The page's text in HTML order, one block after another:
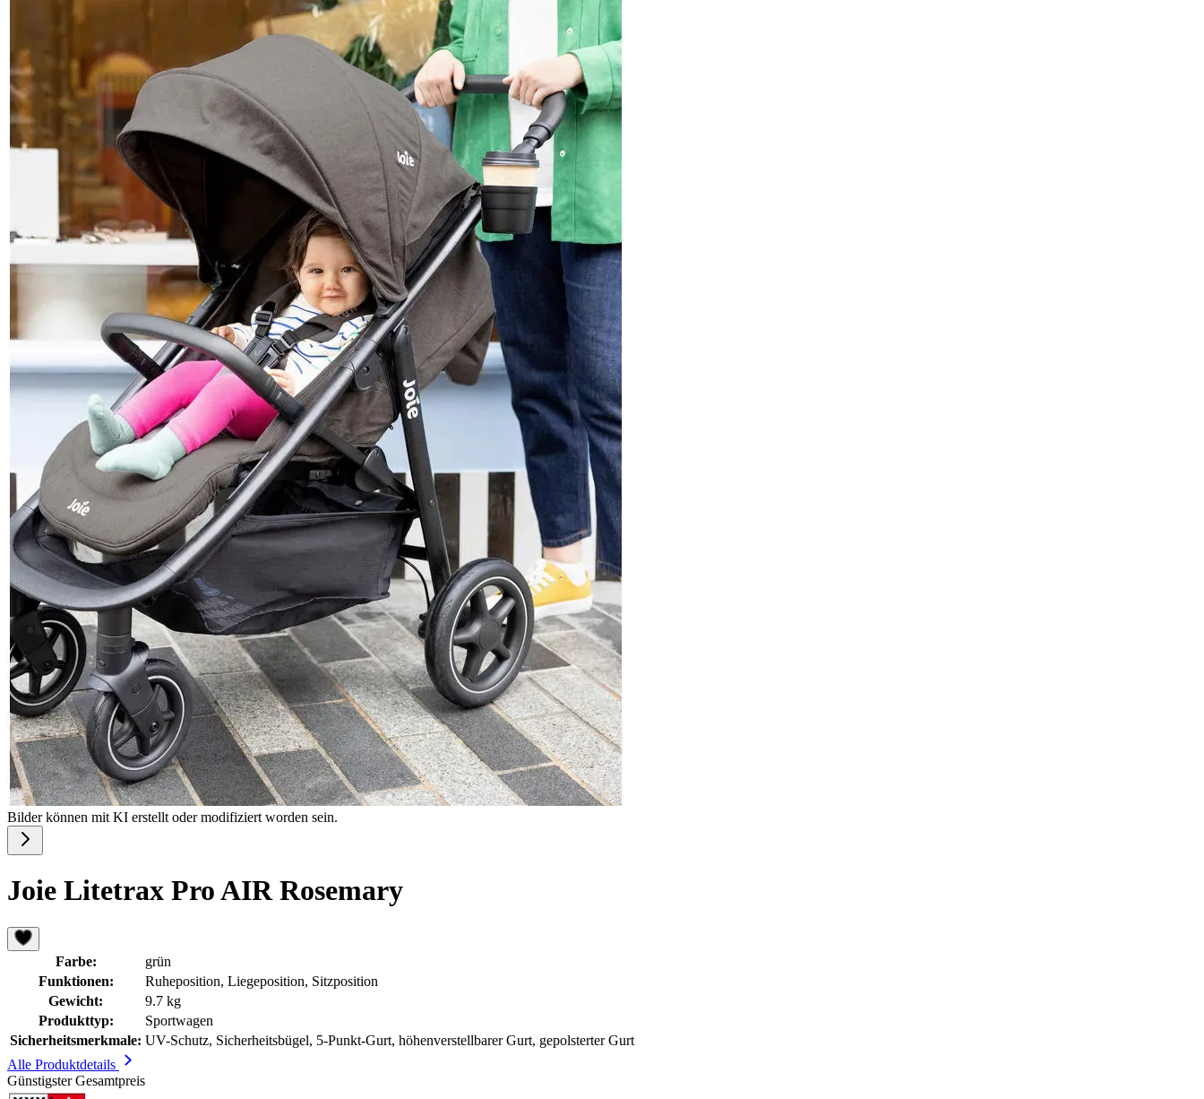
Bilder können mit KI erstellt oder modifiziert worden sein.
Joie Litetrax Pro AIR Rosemary
Farbe:
grün
Funktionen:
Ruheposition, Liegeposition, Sitzposition
Gewicht:
9.7 kg
Produkttyp:
Sportwagen
Sicherheitsmerkmale: UV-Schutz, Sicherheitsbügel, 5-Punkt-Gurt, höhenverstellbarer Gurt, gepolsterter Gurt
Alle Produktdetails
Günstigster Gesamtpreis